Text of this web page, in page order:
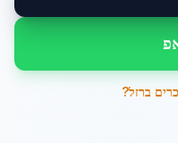
ברזל?